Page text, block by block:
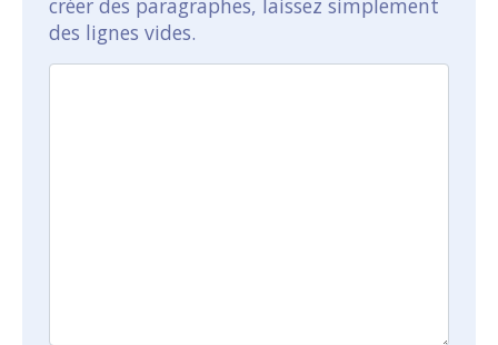
créer des paragraphes, laissez simplement
des lignes vides.